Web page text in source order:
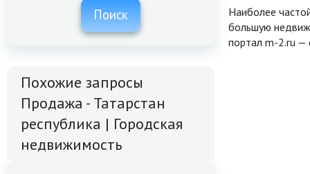
Поиск
Похожие запросы
Продажа - Татарстан
республика | Городская
недвижимость
Наиболее
большую
портал m-2.ru —